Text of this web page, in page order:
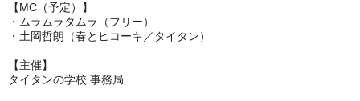
【MC（予定）】
・ムラムラタムラ（フリー）
・土岡哲朗（春とヒコーキ／タイタン）
【主催】
タイタンの学校 事務局